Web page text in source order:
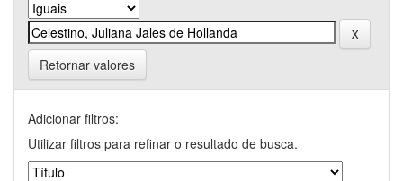
Retornar valores
Adicionar filtros:
Utilizar filtros para refinar o resultado de busca.